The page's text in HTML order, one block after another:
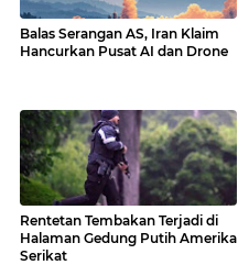
Balas Serangan AS, Iran Klaim
Hancurkan Pusat AI dan Drone
Rentetan Tembakan Terjadi di
Halaman Gedung Putih Amerika
Serikat